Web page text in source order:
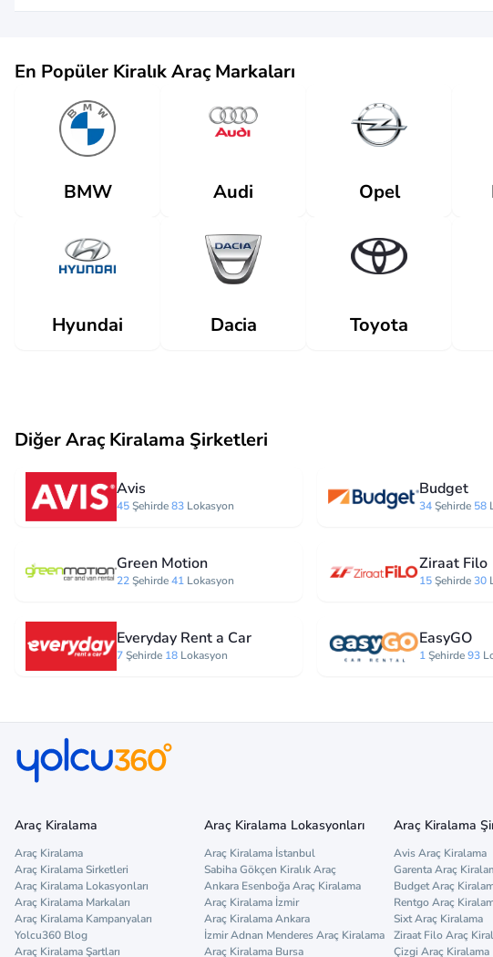
En Popüler Kiralık Araç Markaları
BMW Audi Opel
Hyundai Dacia Toyota
Diğer Araç Kiralama Şirketleri
Avis
45Şehirde83 Lokasyon
Budget
34Şehirde 58
Green Motion
22Şehirde41 Lokasyon
Ziraat Filo
15Şehirde30
Everyday Rent a Car
7Şehirde 18 Lokasyon
EasyGO
1Şehirde93
Araç Kiralama
Araç Kiralama
Araç Kiralama Sirketleri
Araç Kiralama Lokasyonları
Araç Kiralama Markaları
Araç Kiralama Kampanyaları
Yolcu360 Blog
Araç Kiralama Şartları
Araç Kiralama Lokasyonları
Araç Kiralama İstanbul
Sabiha Gökçen Kiralık Araç
Ankara Esenboğa Araç Kiralama
Araç Kiralama İzmir
Araç Kiralama Ankara
İzmir Adnan Menderes Araç Kiralama
Araç Kiralama Bursa
Araç Kiralama
Avis Araç Kiralama
Garenta Araç
Budget Araç
Rentgo Araç
Sixt Araç Kiralama
Ziraat Filo Araç
Çizgi Araç Kiralama